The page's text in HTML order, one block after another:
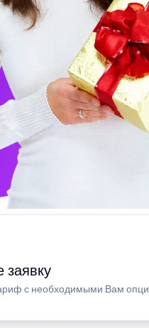
заявку
с необходимыми Вам